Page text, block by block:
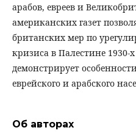
арабов, евреев и
американских газет
британских мер по
кризиса в Палестине 1930-
демонстрирует
еврейского и арабского
Об авторах